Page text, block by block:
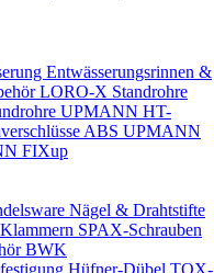
Entwässerungsrinnen &
LORO-X Standrohre
UPMANN HT-
ABS UPMANN
FIXup
Nägel & Drahtstifte
SPAX-Schrauben
BWK
Hüfner-Dübel TOX-